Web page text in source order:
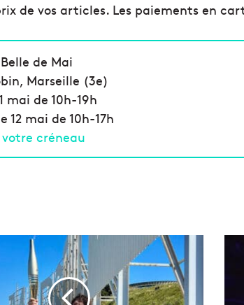
de vos articles. Les paiements en
de Mai
Marseille (3e)
mai de 10h-19h
12 mai de 10h-17h
votre créneau